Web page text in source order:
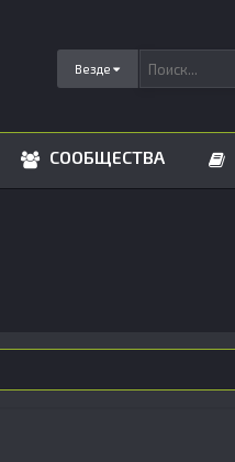
Везде
СООБЩЕСТВА